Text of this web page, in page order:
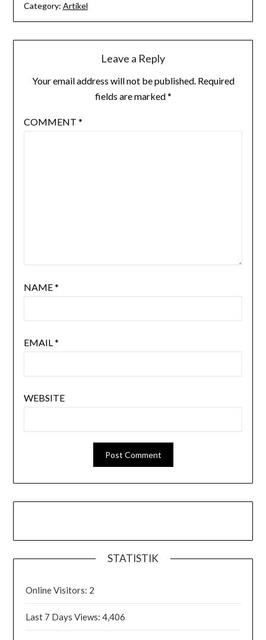
Category: Artikel
Leave a Reply
Your email address will not be published. Required
fields are marked*
COMMENT *
NAME*
EMAIL*
WEBSITE
STATISTIK
Online Visitors: 2
Last 7 Days Views:4,406